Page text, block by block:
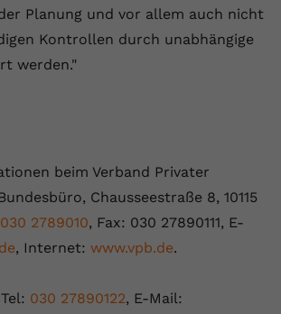
Planung und vor allem auch nicht
Kontrollen durch unabhängige
werden."
beim Verband Privater
Chausseestraße 8, 10115
030 2789010, Fax: 030 27890111, E-
, Internet: www.vpb.de.
030 27890122, E-Mail: